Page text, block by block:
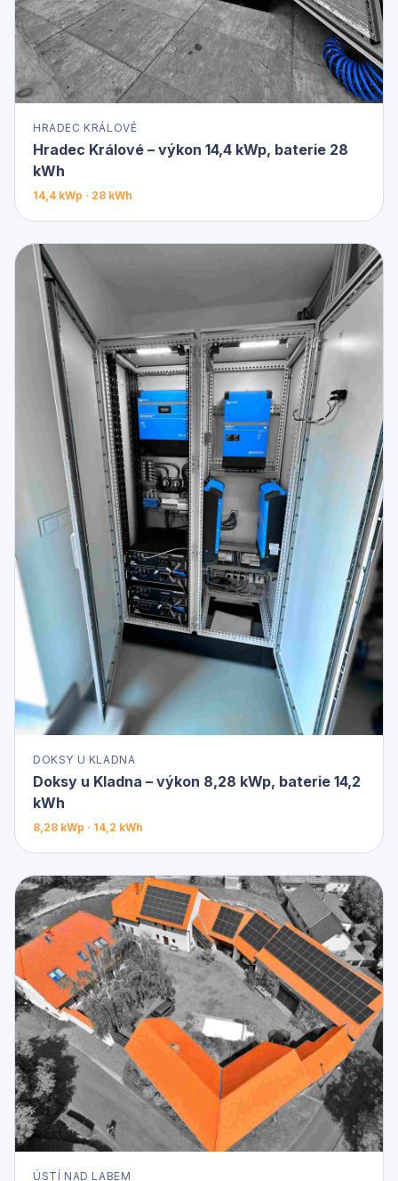
HRADEC KRÁLOVÉ
Hradec Králové – výkon 14,4 kWp, baterie 28
kWh
14,4 kWp · 28 kWh
DOKSY U KLADNA
Doksy u Kladna – výkon 8,28 kWp, baterie 14,2
kWh
8,28 kWp · 14,2 kWh
ÚSTÍ NAD LABEM